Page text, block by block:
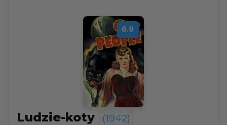
6.9
Ludzie-koty (1942)